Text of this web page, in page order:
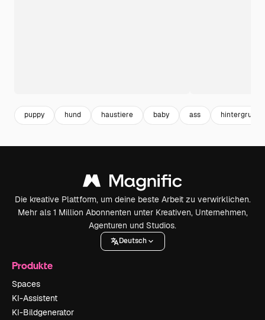
puppy hund haustiere baby ass hintergrund
Die kreative Plattform, um deine beste Arbeit zu verwirklichen.
Mehr als 1 Million Abonnenten unter Kreativen, Unternehmen,
Agenturen und Studios.
Deutsch
Produkte
Spaces
KI-Assistent
KI-Bildgenerator